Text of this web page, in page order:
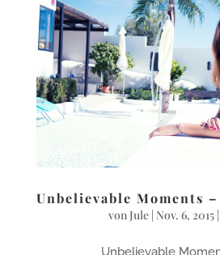
Unbelievable Moments
vonJule| Nov. 6, 2015|
Unbelievable Moments